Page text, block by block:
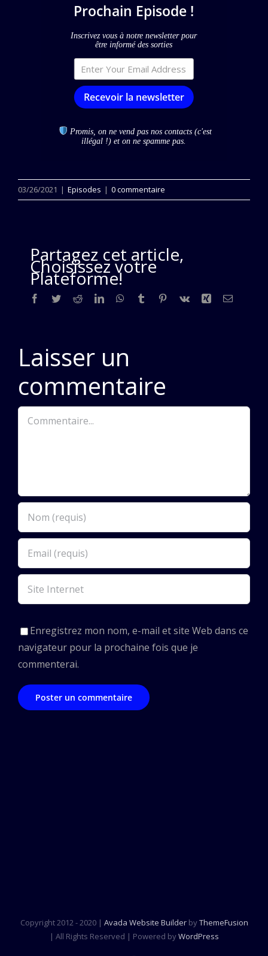
Prochain Episode !
Inscrivez vous à notre newsletter pour
être informé des sorties
Recevoir la newsletter
Promis, on ne vend pas nos contacts (c'est
illégal !) et on ne spamme pas.
03/26/2021 | Episodes | 0 commentaire
Partagez cet article,
Choisissez votre
Plateforme!
Facebook
TwitterRedditLinkedInWhatsApp
Tumblr Pinterest
Vk Xing Email
Laisser un
commentaire
Commentaire
Enregistrez mon nom, e-mail et site Web dans ce
navigateur pour la prochaine fois que je
commenterai.
Copyright 2012 - 2020 | Avada Website BuilderbyThemeFusion
| All Rights Reserved | Powered byWordPress